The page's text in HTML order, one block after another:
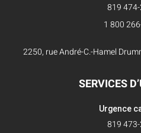
819
1 800
2250, rue André-C.-Hamel
SERVICES
Urgence
819